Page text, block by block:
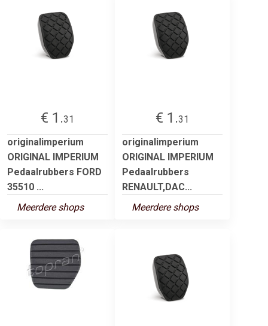
€ 1.31
originalimperium
ORIGINAL IMPERIUM
Pedaalrubbers FORD
35510 ...
Meerdere shops
€ 1.31
originalimperium
ORIGINAL IMPERIUM
Pedaalrubbers
RENAULT,DAC...
Meerdere shops